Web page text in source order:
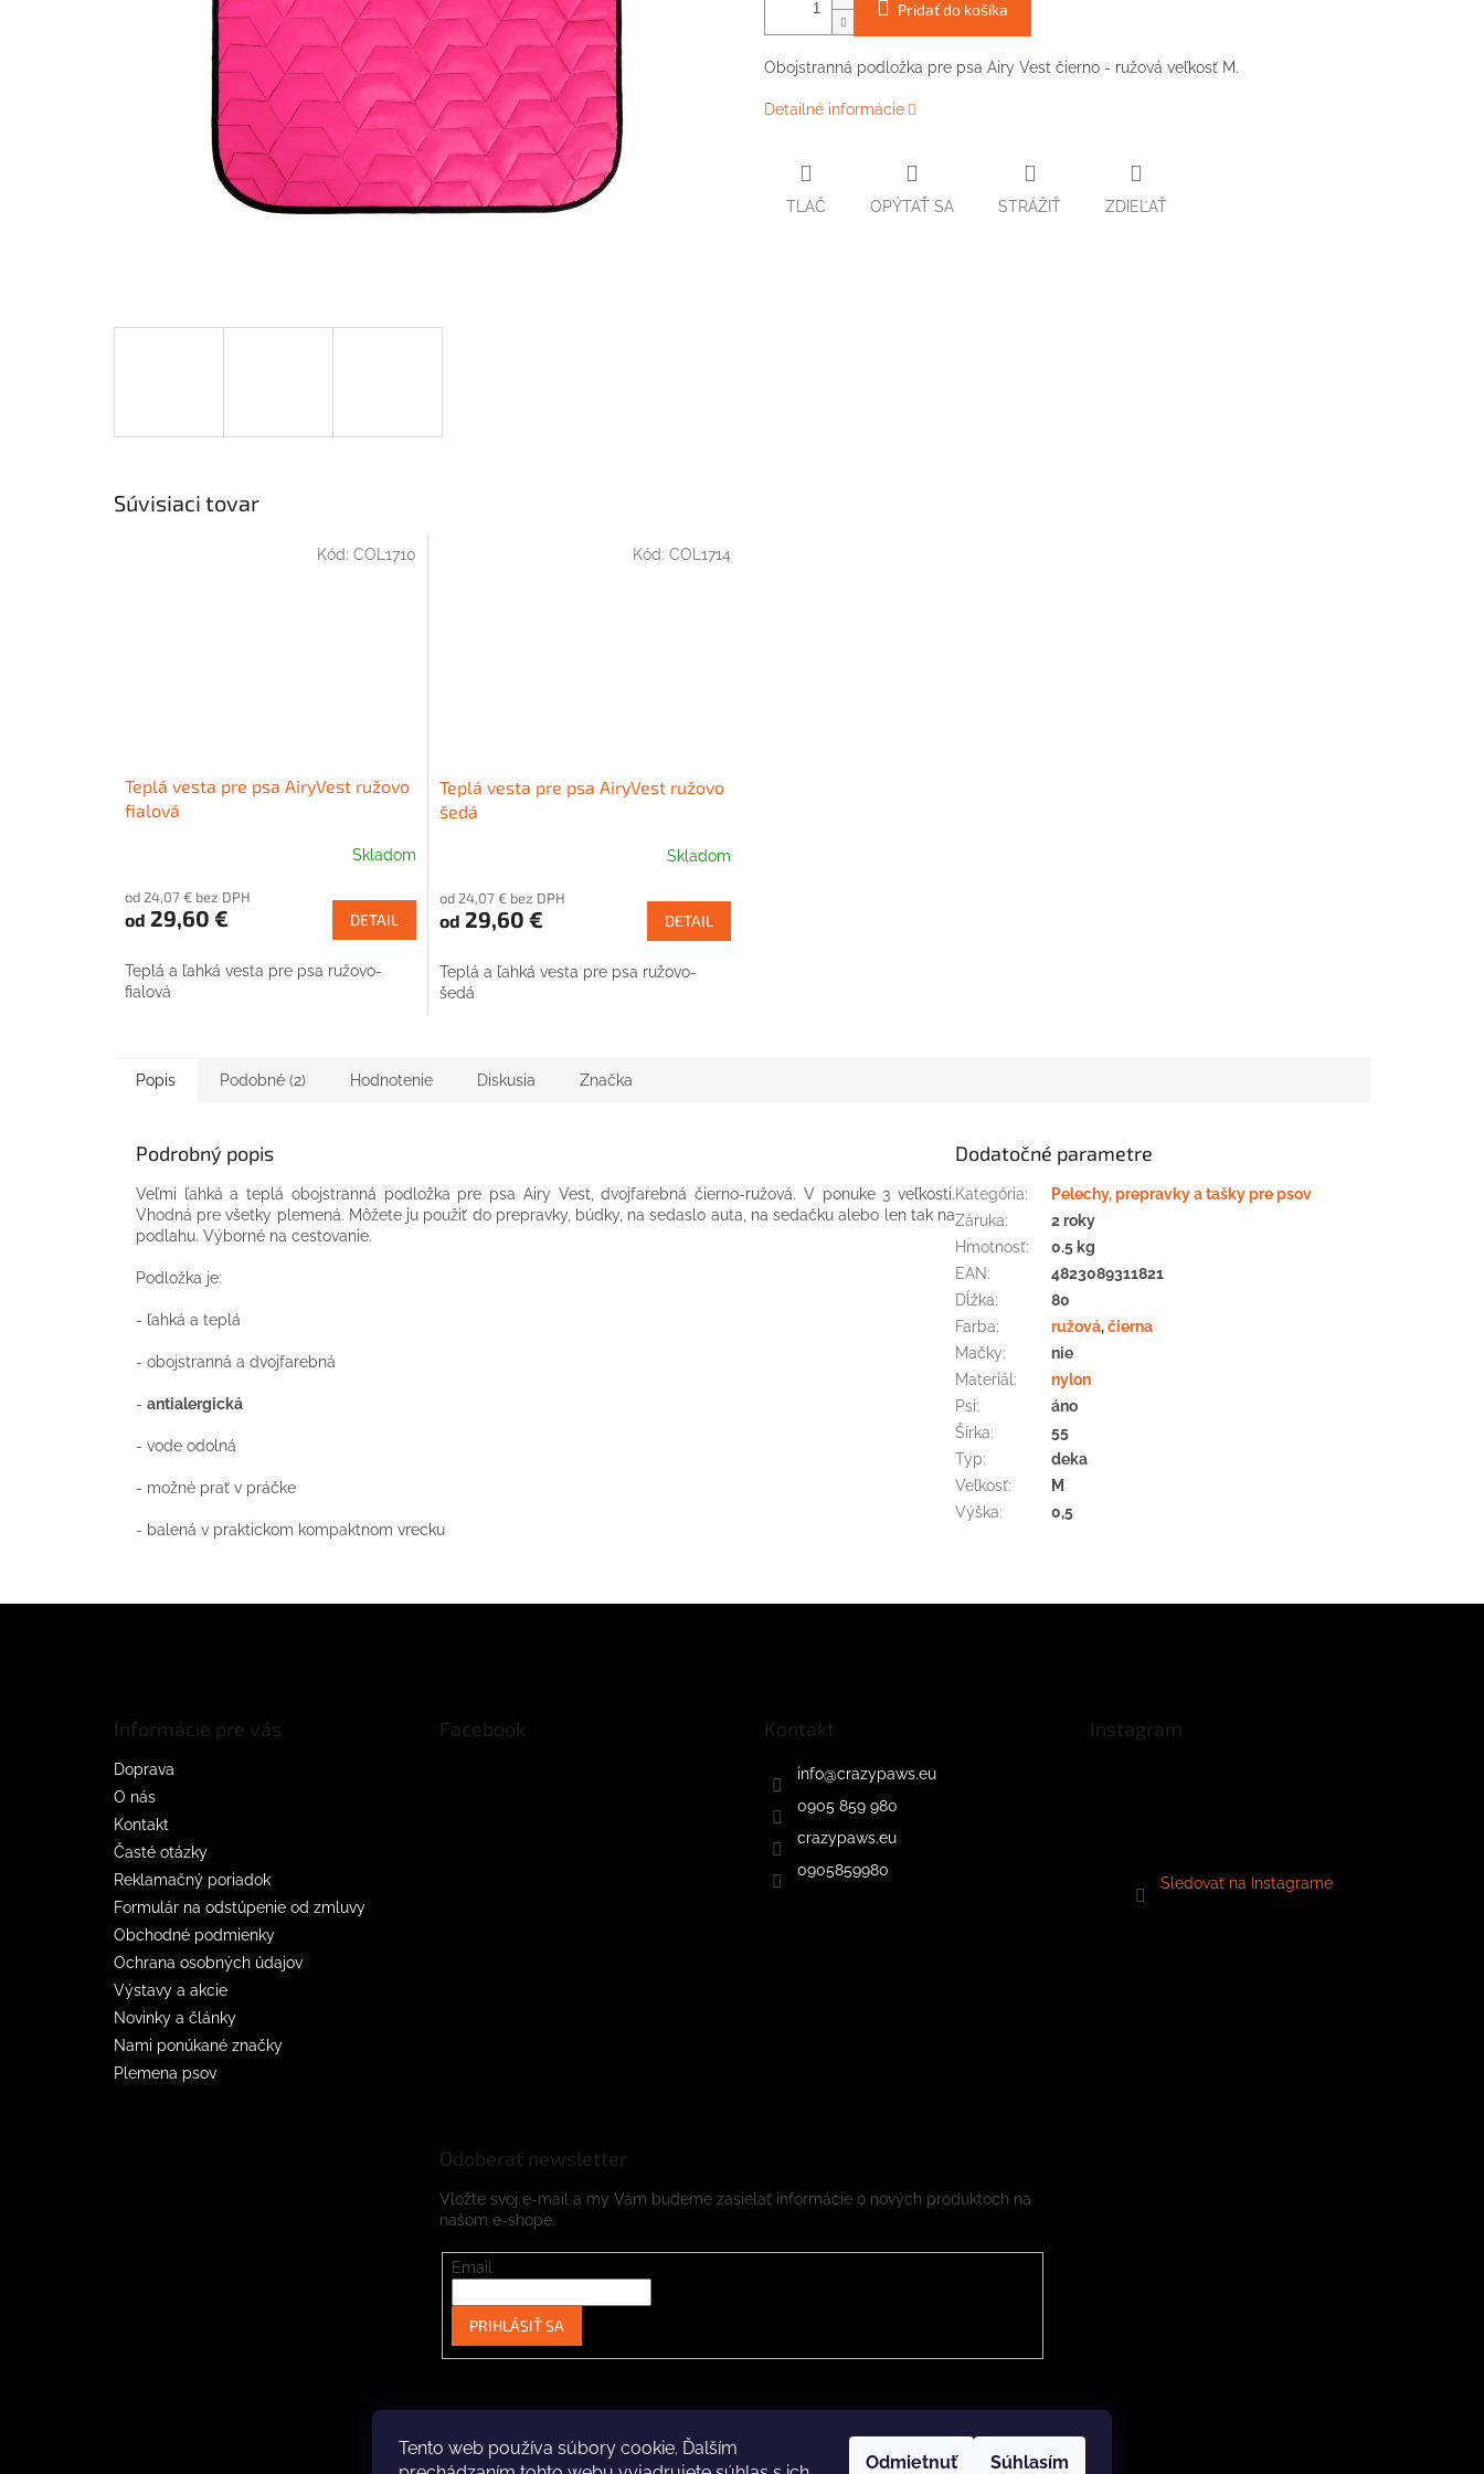
Tento web používa súbory cookie. Ďalším
Odmietnuť Súhlasím
Pridať do košíka
Obojstranná podložka pre psa Airy Vest čierno - ružová veľkosť M.
Detailné informácie
TLAČ OPÝTAŤ SA STRÁŽIŤ ZDIEĽAŤ
Súvisiaci tovar
Teplá vesta pre psa AiryVest ružovo
fialová
Skladom
od 24,07 € bez DPH
od 29,60 € DETAIL
Teplá a ľahká vesta pre psa ružovo-
fialová
Kód: COL1710
Teplá vesta pre psa AiryVest ružovo
šedá
produktu
je
z
5
Skladom
od 24,07 € bez DPH
od 29,60 € DETAIL
Teplá a ľahká vesta pre psa ružovo-
šedá
Kód: COL1714
Popis Podobné (2) Hodnotenie Diskusia Značka
Podrobný popis
Veľmi ľahká a teplá obojstranná podložka pre psa Airy Vest, dvojfarebná čierno-ružová. V ponuke 3 veľkosti.
Vhodná pre všetky plemená. Môžete ju použiť do prepravky, búdky, na sedaslo auta, na sedačku alebo len tak na
podlahu. Výborné na cestovanie.
Podložka je:
- ľahká a teplá
- obojstranná a dvojfarebná
- antialergická
- vode odolná
- možné prať v práčke
- balená v praktickom kompaktnom vrecku
Dodatočné parametre
Kategória:
Pelechy, prepravky a tašky pre psov
Záruka:
2 roky
Hmotnosť:
0.5 kg
EAN:
4823089311821
Dĺžka:
80
Farba: ružová,čierna
Mačky:
nie
Materiál:
nylon
Psi:
áno
Šírka:
55
Typ:
deka
Veľkosť:
M
Výška: 0,5
Informácie pre vás
Doprava
O nás
Kontakt
Časté otázky
Reklamačný poriadok
Formulár na odstúpenie od zmluvy
Obchodné podmienky
Ochrana osobných údajov
Výstavy a akcie
Novinky a články
Nami ponúkané značky
Plemena psov
Facebook Kontakt
info@crazypaws.eu
0905 859 980
crazypaws.eu
0905859980
Instagram
Sledovať na Instagrame
Odoberať newsletter
Vložte svoj e-mail a my Vám budeme zasielať informácie o nových produktoch na
našom e-shope.
Email
PRIHLÁSIŤ SA
Instagram